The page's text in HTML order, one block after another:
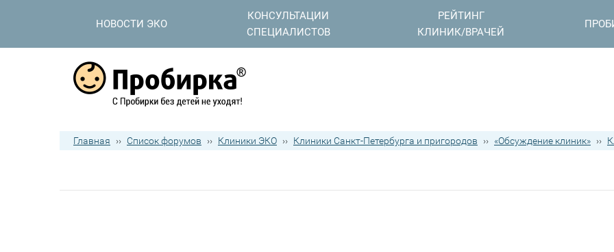
НОВОСТИ ЭКО
КОНСУЛЬТАЦИИ
СПЕЦИАЛИСТОВ
РЕЙТИНГ
КЛИНИК/ВРАЧЕЙ
Главная ›› Список форумов ›› Клиники ЭКО ›› Клиники Санкт-Петербурга и пригородов ›› «Обсуждение клиник» ››